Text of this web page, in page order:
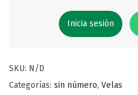
Inicia sesión
SKU: N/D
Categorías: sin número, Velas